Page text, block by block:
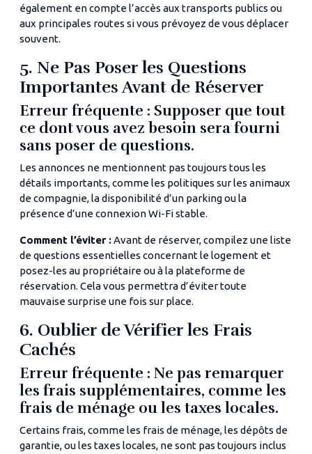
également en compte l’accès aux transports publics ou
aux principales routes si vous prévoyez de vous déplacer
souvent.
5. Ne Pas Poser les Questions
Importantes Avant de Réserver
Erreur fréquente : Supposer que tout
ce dont vous avez besoin sera fourni
sans poser de questions.
Les annonces ne mentionnent pas toujours tous les
détails importants, comme les politiques sur les animaux
de compagnie, la disponibilité d’un parking ou la
présence d’une connexion Wi-Fi stable.
Comment l’éviter :Avant de réserver, compilez une liste
de questions essentielles concernant le logement et
posez-les au propriétaire ou à la plateforme de
réservation. Cela vous permettra d’éviter toute
mauvaise surprise une fois sur place.
6. Oublier de Vérifier les Frais
Cachés
Erreur fréquente : Ne pas remarquer
les frais supplémentaires, comme les
frais de ménage ou les taxes locales.
Certains frais, comme les frais de ménage, les dépôts de
garantie, ou les taxes locales, ne sont pas toujours inclus